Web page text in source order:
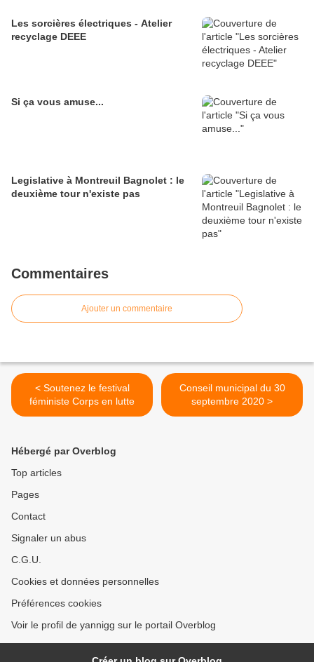
Les sorcières électriques - Atelier
recyclage DEEE
Si ça vous amuse...
Legislative à Montreuil Bagnolet : le
deuxième tour n'existe pas
Commentaires
Ajouter un commentaire
< Soutenez le festival
féministe Corps en lutte
Conseil municipal du 30
septembre 2020 >
Hébergé par Overblog
Top articles
Pages
Contact
Signaler un abus
C.G.U.
Cookies et données personnelles
Préférences cookies
Voir le profil de yannigg sur le portail Overblog